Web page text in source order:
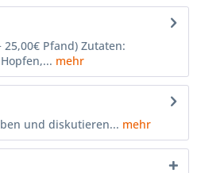
25,00€ Pfand) Zutaten:
mehr
und diskutieren... mehr